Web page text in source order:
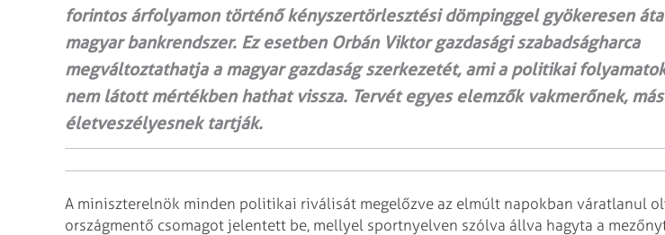
forintos árfolyamon történő kényszertörlesztési dömpinggel gyökeresen
magyar bankrendszer. Ez esetben Orbán Viktor gazdasági szabadságharca
megváltoztathatja a magyar gazdaság szerkezetét, ami a politikai
nem látott mértékben hathat vissza. Tervét egyes elemzők vak­me­rő­nek,
életveszélyesnek tartják.
A miniszterelnök minden politikai riválisát megelőzve az elmúlt napokban váratlanul
országmentő csomagot jelentett be, mellyel sportnyelven szólva állva hagyta a